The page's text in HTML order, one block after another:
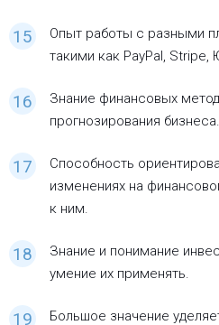
Опыт работы с разными
такими как PayPal, Stripe,
Знание финансовых
прогнозирования бизнеса.
Способность
изменениях на
к ним.
Знание и понимание
умение их применять.
Большое значение